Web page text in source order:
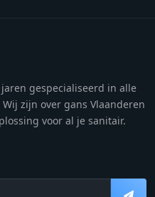
gespecialiseerd in alle
zijn over gans Vlaanderen
voor al je sanitair.